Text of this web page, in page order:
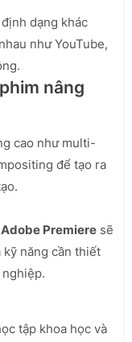
dạng khác
như YouTube,
nâng
cao như multi-
để tạo ra
Premiere sẽ
kỹ năng cần thiết
tập khoa học và